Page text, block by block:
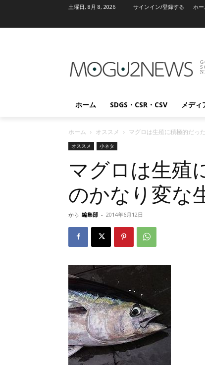
土曜日, 8月 8, 2026 サインイン/登録する ホー
ホーム SDGS・CSR・CSV メディ
ホーム オススメ マグロは生殖に積極的だっ
オススメ 小ネタ
マグロは生殖
のかなり変な
から 編集部 - 2014年6月12日